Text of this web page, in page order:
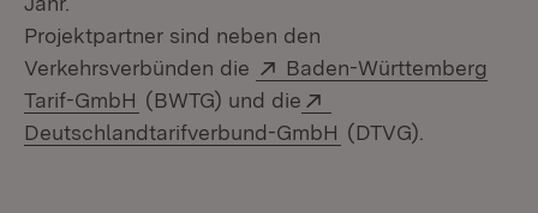
Projektpartner sind neben den
Verkehrsverbünden die
Extern:
Baden-Württemberg
Tarif-GmbH (Öffnet in neuem Fenster)
(BWTG) und die
Deutschlandtarifverbund-GmbH (Öffnet in neuem
(DTVG).